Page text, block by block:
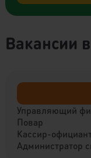
Вакансии
Управляющий
Повар
Кассир-
Администратор